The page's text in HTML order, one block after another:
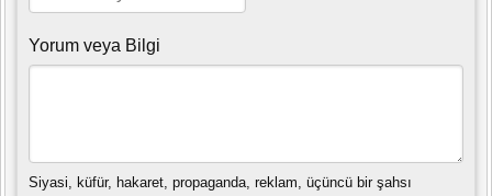
Yorum veya Bilgi
Siyasi, küfür, hakaret, propaganda, reklam, üçüncü bir şahsı